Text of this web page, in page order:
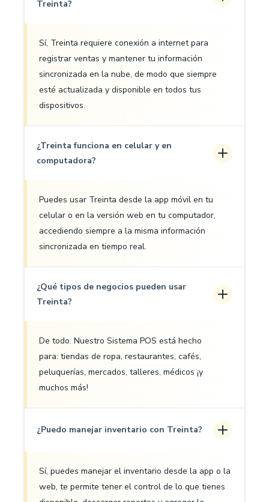
Treinta?
Sí, Treinta requiere conexión a internet para
registrar ventas y mantener tu información
sincronizada en la nube, de modo que siempre
esté actualizada y disponible en todos tus
dispositivos.
¿Treinta funciona en celular y en
computadora?
Puedes usar Treinta desde la app móvil en tu
celular o en la versión web en tu computador,
accediendo siempre a la misma información
sincronizada en tiempo real.
¿Qué tipos de negocios pueden usar
Treinta?
De todo. Nuestro Sistema POS está hecho
para: tiendas de ropa, restaurantes, cafés,
peluquerías, mercados, talleres, médicos ¡y
muchos más!
¿Puedo manejar inventario con Treinta?
Sí, puedes manejar el inventario desde la app o la
web, te permite tener el control de lo que tienes